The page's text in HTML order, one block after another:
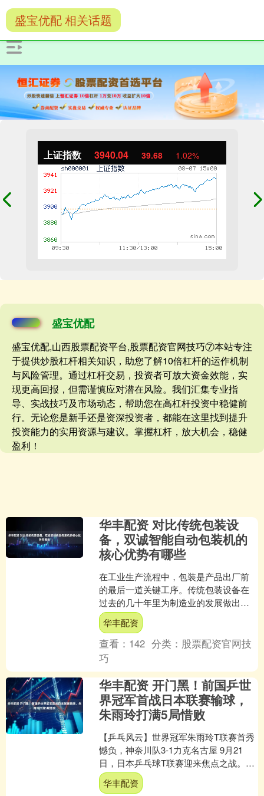
上证指数 3940.04 39.68 1.02%
盛宝优配
盛宝优配,山西股票配资平台,股票配资官网技巧⑦本站专注
于提供炒股杠杆相关知识，助您了解10倍杠杆的运作机制
与风险管理。通过杠杆交易，投资者可放大资金效能，实
现更高回报，但需谨慎应对潜在风险。我们汇集专业指
导、实战技巧及市场动态，帮助您在高杠杆投资中稳健前
行。无论您是新手还是资深投资者，都能在这里找到提升
投资能力的实用资源与建议。掌握杠杆，放大机会，稳健
盈利！
盛宝优配 相关话题
华丰配资 对比传统包装设
备，双诚智能自动包装机的
核心优势有哪些
在工业生产流程中，包装是产品出厂前
的最后一道关键工序。传统包装设备在
过去的几十年里为制造业的发展做出了
重要贡献，但随着市场对效率、灵活性
和成本控制要求的不断提升....
华丰配资
查看： 142 分类： 股票配资官网技
巧
华丰配资 开门黑！前国乒世
界冠军首战日本联赛输球，
朱雨玲打满5局惜败
【乒乓风云】世界冠军朱雨玲T联赛首秀
憾负，神奈川队3-1力克名古屋 9月21
日，日本乒乓球T联赛迎来焦点之战。中
国澳门名将朱雨玲迎来个人T联赛首秀，
这位前国乒世....
华丰配资